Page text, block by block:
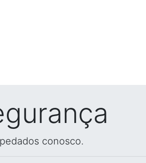
conosco.